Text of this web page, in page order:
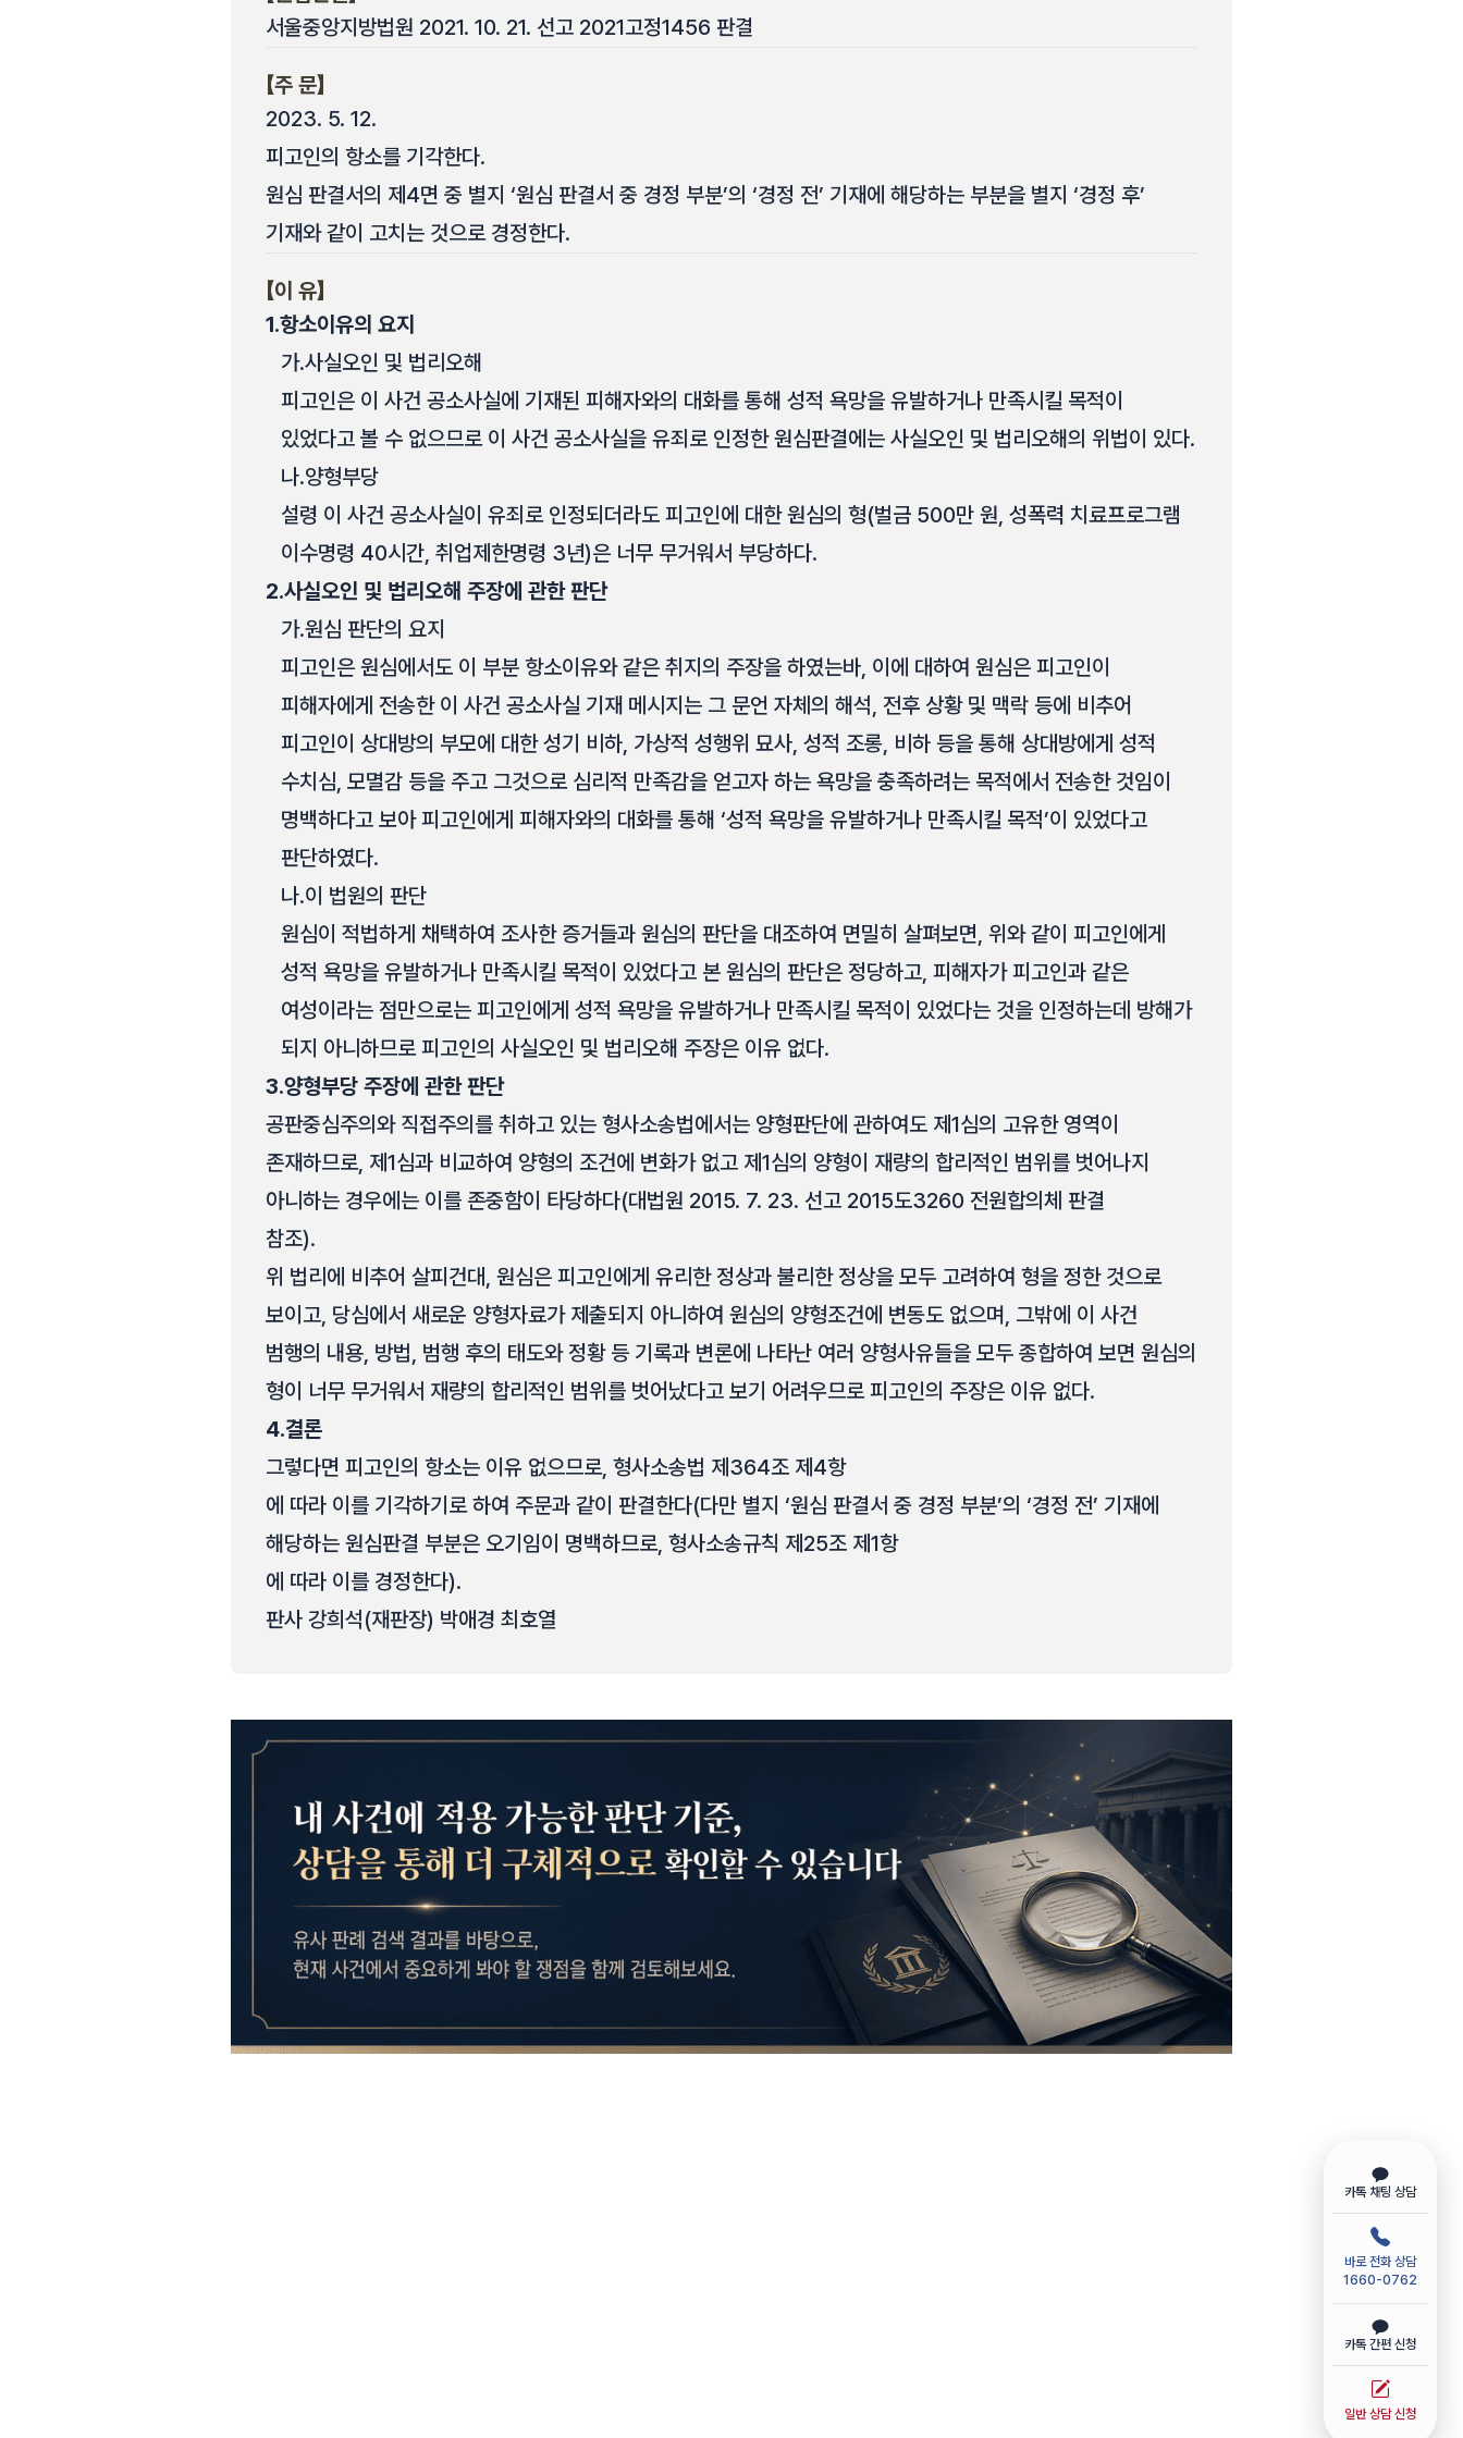
서울중앙지방법원 2021. 10. 21. 선고 2021고정1456 판결
【주 문】
2023. 5. 12.
피고인의 항소를 기각한다.
원심 판결서의 제4면 중 별지 ‘원심 판결서 중 경정 부분’의 ‘경정 전’ 기재에 해당하는 부분을 별지 ‘경정 후’
기재와 같이 고치는 것으로 경정한다.
【이 유】
1.항소이유의 요지
가.사실오인 및 법리오해
피고인은 이 사건 공소사실에 기재된 피해자와의 대화를 통해 성적 욕망을 유발하거나 만족시킬 목적이
있었다고 볼 수 없으므로 이 사건 공소사실을 유죄로 인정한 원심판결에는 사실오인 및 법리오해의 위법이 있다.
나.양형부당
설령 이 사건 공소사실이 유죄로 인정되더라도 피고인에 대한 원심의 형(벌금 500만 원, 성폭력 치료프로그램
이수명령 40시간, 취업제한명령 3년)은 너무 무거워서 부당하다.
2.사실오인 및 법리오해 주장에 관한 판단
가.원심 판단의 요지
피고인은 원심에서도 이 부분 항소이유와 같은 취지의 주장을 하였는바, 이에 대하여 원심은 피고인이
피해자에게 전송한 이 사건 공소사실 기재 메시지는 그 문언 자체의 해석, 전후 상황 및 맥락 등에 비추어
피고인이 상대방의 부모에 대한 성기 비하, 가상적 성행위 묘사, 성적 조롱, 비하 등을 통해 상대방에게 성적
수치심, 모멸감 등을 주고 그것으로 심리적 만족감을 얻고자 하는 욕망을 충족하려는 목적에서 전송한 것임이
명백하다고 보아 피고인에게 피해자와의 대화를 통해 ‘성적 욕망을 유발하거나 만족시킬 목적’이 있었다고
판단하였다.
나.이 법원의 판단
원심이 적법하게 채택하여 조사한 증거들과 원심의 판단을 대조하여 면밀히 살펴보면, 위와 같이 피고인에게
성적 욕망을 유발하거나 만족시킬 목적이 있었다고 본 원심의 판단은 정당하고, 피해자가 피고인과 같은
여성이라는 점만으로는 피고인에게 성적 욕망을 유발하거나 만족시킬 목적이 있었다는 것을 인정하는데 방해가
되지 아니하므로 피고인의 사실오인 및 법리오해 주장은 이유 없다.
3.양형부당 주장에 관한 판단
공판중심주의와 직접주의를 취하고 있는 형사소송법에서는 양형판단에 관하여도 제1심의 고유한 영역이
존재하므로, 제1심과 비교하여 양형의 조건에 변화가 없고 제1심의 양형이 재량의 합리적인 범위를 벗어나지
아니하는 경우에는 이를 존중함이 타당하다(대법원 2015. 7. 23. 선고 2015도3260 전원합의체 판결
참조).
위 법리에 비추어 살피건대, 원심은 피고인에게 유리한 정상과 불리한 정상을 모두 고려하여 형을 정한 것으로
보이고, 당심에서 새로운 양형자료가 제출되지 아니하여 원심의 양형조건에 변동도 없으며, 그밖에 이 사건
범행의 내용, 방법, 범행 후의 태도와 정황 등 기록과 변론에 나타난 여러 양형사유들을 모두 종합하여 보면 원심의
형이 너무 무거워서 재량의 합리적인 범위를 벗어났다고 보기 어려우므로 피고인의 주장은 이유 없다.
4.결론
그렇다면 피고인의 항소는 이유 없으므로, 형사소송법 제364조 제4항
에 따라 이를 기각하기로 하여 주문과 같이 판결한다(다만 별지 ‘원심 판결서 중 경정 부분’의 ‘경정 전’ 기재에
해당하는 원심판결 부분은 오기임이 명백하므로, 형사소송규칙 제25조 제1항
에 따라 이를 경정한다).
판사 강희석(재판장) 박애경 최호열
카톡 채팅 상담
바로 전화 상담
1660-0762
카톡 간편 신청
일반 상담 신청